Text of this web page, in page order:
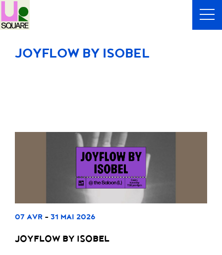
JOYFLOW BY ISOBEL
07 AVR - 31 MAI 2026
JOYFLOW BY ISOBEL